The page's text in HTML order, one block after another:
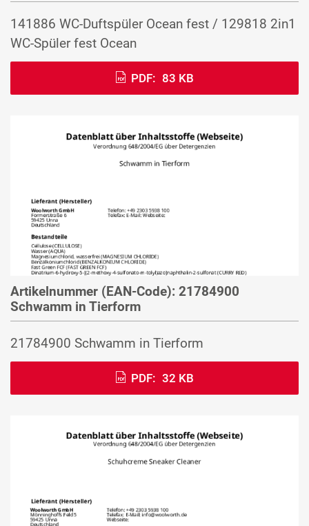
141886 WC-Duftspüler Ocean fest / 129818 2in1
WC-Spüler fest Ocean
PDF: 83 KB
Artikelnummer (EAN-Code): 21784900
Schwamm in Tierform
21784900 Schwamm in Tierform
PDF: 32 KB